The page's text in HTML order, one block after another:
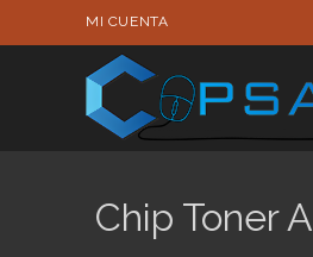
al
MI CUENTA
Chip Toner